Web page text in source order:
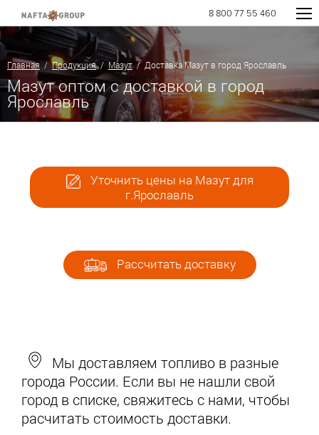
8 800 77 55 460
Главная /Продукция/ Мазут/ Доставка Мазут в город Ярославль
Мазут оптом с доставкой в город
Ярославль
Уточнить цены на Мазут для
г.Ярославль
Рассчитать доставку
Мы доставляем топливо в разные
города России. Если вы не нашли свой
город в списке, свяжитесь с нами, чтобы
расчитать стоимость доставки.